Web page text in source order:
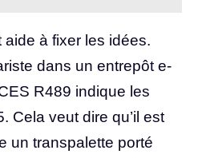
à fixer les idées.
dans un entrepôt e-
R489 indique les
Cela veut dire qu’il est
un transpalette porté